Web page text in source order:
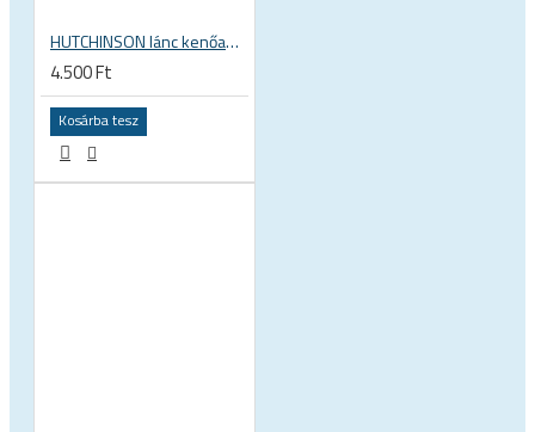
HUTCHINSON lánc kenőanyag Dry Lube wax viasz alapú láncápoló folyadék száraz körülményekhez
4.500 Ft
Kosárba tesz